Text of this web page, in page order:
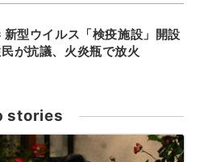
新型ウイルス「検疫施設」開設
が抗議、火炎瓶で放火
stories